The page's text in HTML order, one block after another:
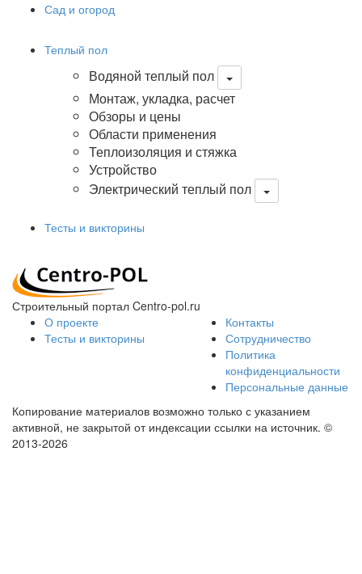
Сад и огород
Теплый пол
Водяной теплый пол
Монтаж, укладка, расчет
Обзоры и цены
Области применения
Теплоизоляция и стяжка
Устройство
Электрический теплый пол
Тесты и викторины
Строительный портал Centro-pol.ru
О проекте
Тесты и викторины
Контакты
Сотрудничество
Политика
конфиденциальности
Персональные данные
Копирование материалов возможно только с указанием
активной, не закрытой от индексации ссылки на источник. ©
2013-2026